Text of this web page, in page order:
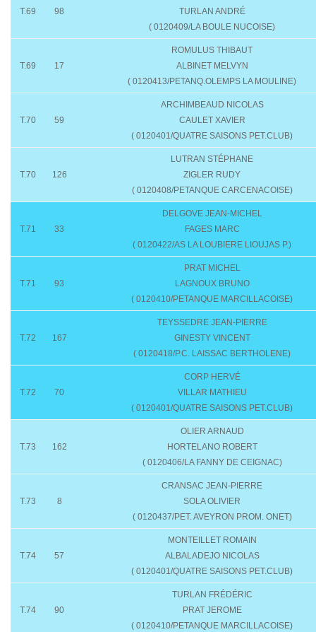
T.69 98
TURLAN ANDRÉ
( 0120409/LA BOULE NUCOISE)
T.69 17
ROMULUS THIBAUT
ALBINET MELVYN
( 0120413/PETANQ.OLEMPS LA MOULINE)
T.70 59
ARCHIMBEAUD NICOLAS
CAULET XAVIER
( 0120401/QUATRE SAISONS PET.CLUB)
T.70 126
LUTRAN STÉPHANE
ZIGLER RUDY
( 0120408/PETANQUE CARCENACOISE)
T.71 33
DELGOVE JEAN-MICHEL
FAGES MARC
( 0120422/AS LA LOUBIERE LIOUJAS P.)
T.71 93
PRAT MICHEL
LAGNOUX BRUNO
( 0120410/PETANQUE MARCILLACOISE)
T.72 167
TEYSSEDRE JEAN-PIERRE
GINESTY VINCENT
( 0120418/P.C. LAISSAC BERTHOLENE)
T.72 70
CORP HERVÉ
VILLAR MATHIEU
( 0120401/QUATRE SAISONS PET.CLUB)
T.73 162
OLIER ARNAUD
HORTELANO ROBERT
( 0120406/LA FANNY DE CEIGNAC)
T.73 8
CRANSAC JEAN-PIERRE
SOLA OLIVIER
( 0120437/PET. AVEYRON PROM. ONET)
T.74 57
MONTEILLET ROMAIN
ALBALADEJO NICOLAS
( 0120401/QUATRE SAISONS PET.CLUB)
T.74 90
TURLAN FRÉDÉRIC
PRAT JEROME
( 0120410/PETANQUE MARCILLACOISE)